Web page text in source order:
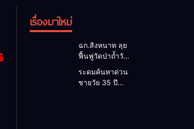
เรื่องมาใหม่
ฉก.สิงหนาท ลุย
ฟื้นฟูวัดป่าถ้ำวัว
ระดมกำลัง
เคลียร์ใต้สะพาน
ซ่อมคอสะพาน
ระดมค้นหาด่วน
ชายวัย 35 ปี